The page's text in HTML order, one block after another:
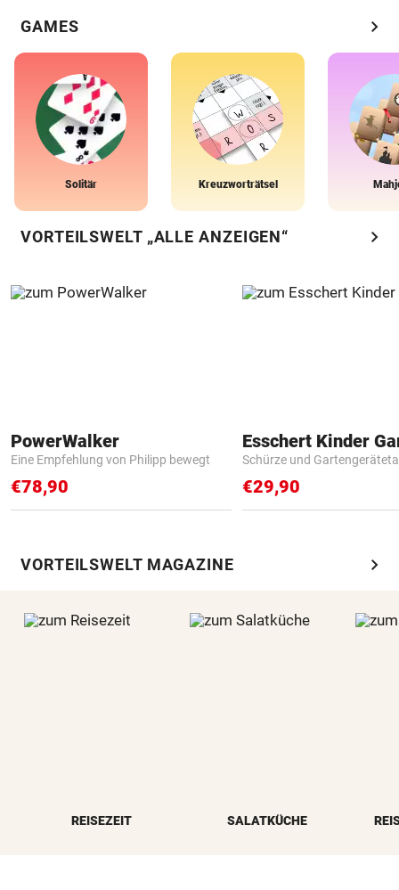
GAMES chevron_right
Solitär Kreuzworträtsel
VORTEILSWELT „ALLE ANZEIGEN“ chevron_right
PowerWalker
Eine Empfehlung von Philipp bewegt
€78,90
Schürze und
€29,90
VORTEILSWELT MAGAZINE chevron_right
REISEZEIT SALATKÜCHE